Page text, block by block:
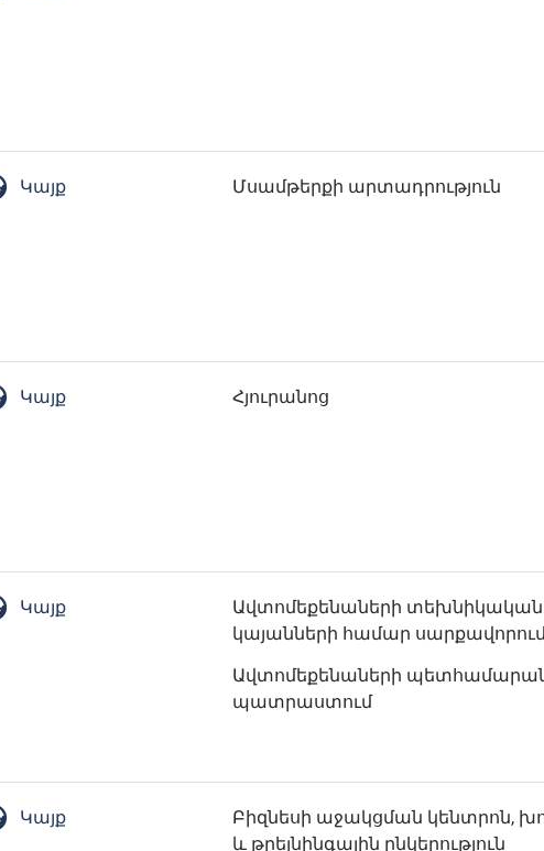
Կայք Մսամթերքի արտադրություն
Կայք Հյուրանոց
Կայք
Ավտոմեքենաների
կայանների համար
Ավտոմեքենաների
պատրաստում
Կայք
Բիզնեսի աջակցման կենտրոն,
և թրեյնինգային ընկերություն